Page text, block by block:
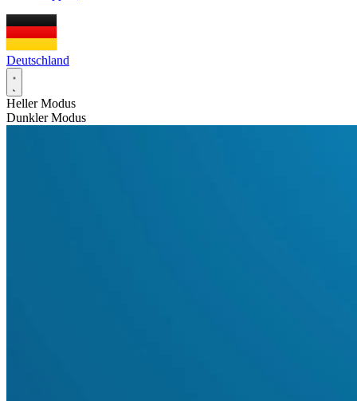
Deutschland
Heller Modus
Dunkler Modus